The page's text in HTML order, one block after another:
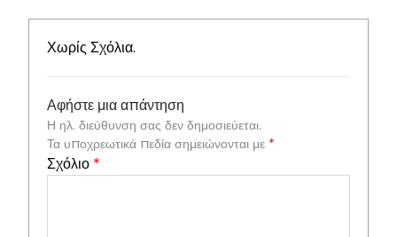
Χωρίς Σχόλια.
Αφήστε μια απάντηση
Η ηλ. διεύθυνση σας δεν δημοσιεύεται.
Τα υποχρεωτικά πεδία σημειώνονται με *
Σχόλιο *